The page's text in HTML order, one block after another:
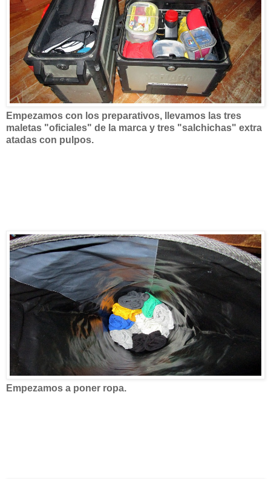
Empezamos con los preparativos, llevamos las tres
maletas "oficiales" de la marca y tres "salchichas" extra
atadas con pulpos.
Empezamos a poner ropa.